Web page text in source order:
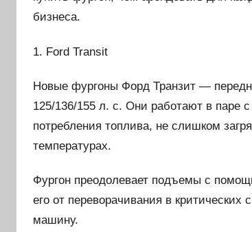
бизнеса.
1. Ford Transit
Новые фургоны Форд Транзит —
125/136/155 л. с. Они работают в паре
потребления топлива, не слишком
температурах.
Фургон преодолевает подъемы с
его от переворачивания в
машину.